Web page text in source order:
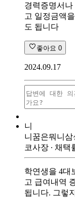
경력증명서
고 일정금액
도 됩니다
좋아요 0
2024.09.17
니
니꿈은뭐니 삼
코사장 ∙ 채택
학연생을 4대
고 급여내역
됩니다. 그렇